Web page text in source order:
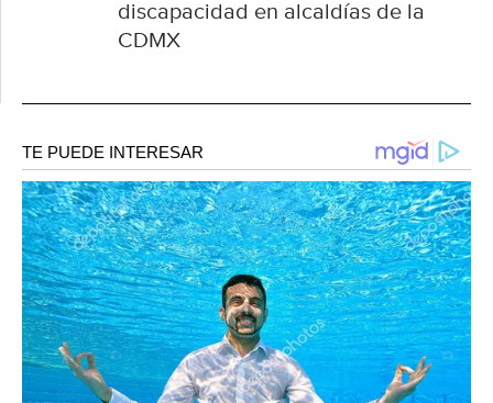
discapacidad en alcaldías de la
CDMX